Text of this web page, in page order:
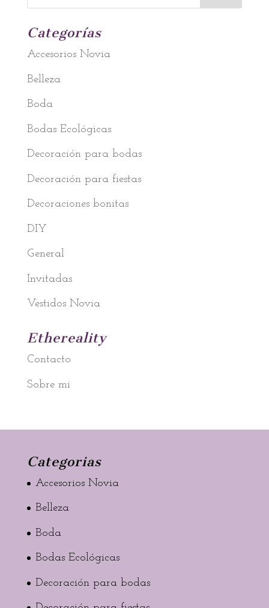
Categorías
Accesorios Novia
Belleza
Boda
Bodas Ecológicas
Decoración para bodas
Decoración para fiestas
Decoraciones bonitas
DIY
General
Invitadas
Vestidos Novia
Ethereality
Contacto
Sobre mi
Categorias
Accesorios Novia
Belleza
Boda
Bodas Ecológicas
Decoración para bodas